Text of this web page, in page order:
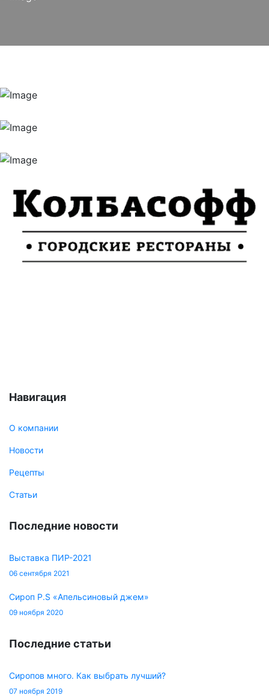
Навигация
О компании
Новости
Рецепты
Статьи
Последние новости
Выставка ПИР-2021
06 сентября 2021
Сироп P.S «Апельсиновый джем»
09 ноября 2020
Последние статьи
Сиропов много. Как выбрать лучший?
07 ноября 2019